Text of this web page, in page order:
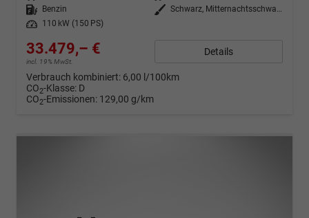
Kraftstoff
Benzin Außenfarbe
Schwarz, Mitternachtsschwarz (0E)
Leistung
110 kW (150 PS)
33.479,– €
incl. 19% MwSt.
Details
Verbrauch kombiniert: 6,00 l/100km
CO2-Klasse: D
CO2-Emissionen: 129,00 g/km